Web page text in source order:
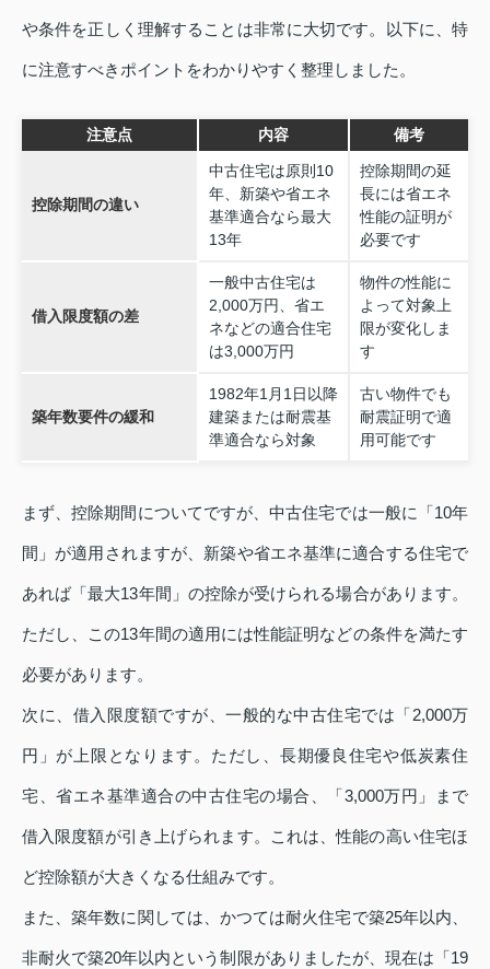
や条件を正しく理解することは非常に大切です。以下に、特
に注意すべきポイントをわかりやすく整理しました。
注意点 内容 備考
控除期間の違い
中古住宅は原則10
年、新築や省エネ
基準適合なら最大
13年
控除期間の延
長には省エネ
性能の証明が
必要です
借入限度額の差
一般中古住宅は
2,000万円、省エ
ネなどの適合住宅
は3,000万円
物件の性能に
よって対象上
限が変化しま
す
築年数要件の緩和
1982年1月1日以降
建築または耐震基
準適合なら対象
古い物件でも
耐震証明で適
用可能です
まず、控除期間についてですが、中古住宅では一般に「10年
間」が適用されますが、新築や省エネ基準に適合する住宅で
あれば「最大13年間」の控除が受けられる場合があります。
ただし、この13年間の適用には性能証明などの条件を満たす
必要があります。
次に、借入限度額ですが、一般的な中古住宅では「2,000万
円」が上限となります。ただし、長期優良住宅や低炭素住
宅、省エネ基準適合の中古住宅の場合、「3,000万円」まで
借入限度額が引き上げられます。これは、性能の高い住宅ほ
ど控除額が大きくなる仕組みです。
また、築年数に関しては、かつては耐火住宅で築25年以内、
非耐火で築20年以内という制限がありましたが、現在は「19